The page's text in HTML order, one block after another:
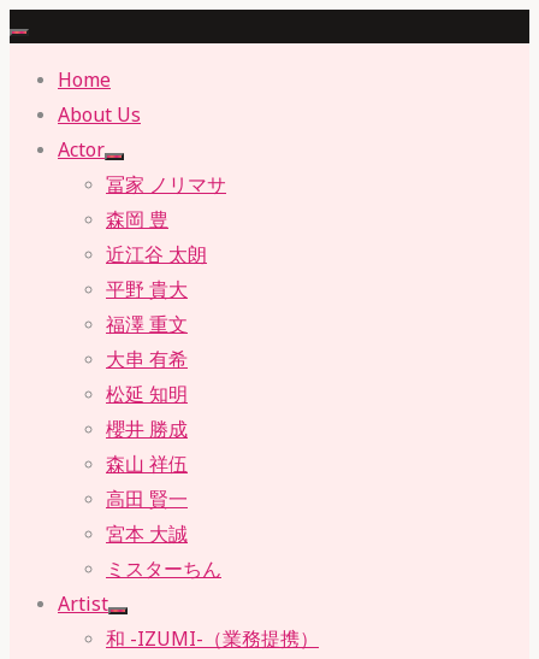
Skip
contentHome
About Us
Actor
冨家 ノリマサ
森岡 豊
近江谷 太朗
平野 貴大
福澤 重文
大串 有希
松延 知明
櫻井 勝成
森山 祥伍
高田 賢一
宮本 大誠
ミスターちん
Artist
和 -IZUMI-（業務提携）